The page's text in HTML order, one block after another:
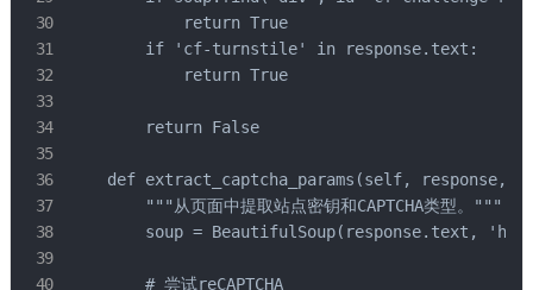
            return True
        if 'cf-turnstile' in response.text:
            return True
        return False
def extract_captcha_params(self, response,
        """从页面中提取站点密钥和CAPTCHA类型。"""
soup = BeautifulSoup(response.text,
        # 尝试reCAPTCHA